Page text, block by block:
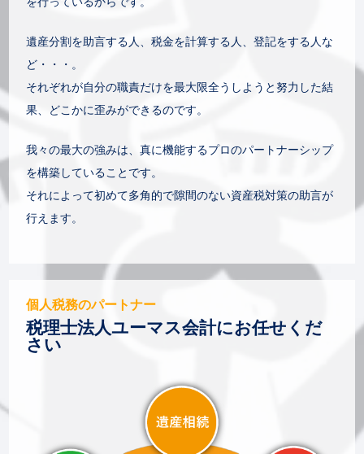
遺産分割を助言する人、税金を計算する人、登記をする人な
ど・・・。
それぞれが自分の職責だけを最大限全うしようと努力した結
果、どこかに歪みができるのです。
我々の最大の強みは、真に機能するプロのパートナーシップ
を構築していることです。
それによって初めて多角的で隙間のない資産税対策の助言が
行えます。
個人税務のパートナー
税理士法人ユーマス会計にお任せくだ
さい